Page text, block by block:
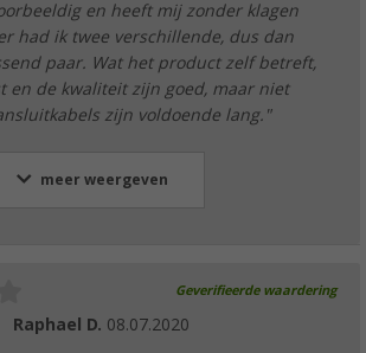
en heeft mij zonder klagen
had ik twee verschillende, dus dan
paar. Wat het product zelf betreft,
en de kwaliteit zijn goed, maar niet
zijn voldoende lang."
meer weergeven
Geverifieerde waardering
Raphael D. 08.07.2020